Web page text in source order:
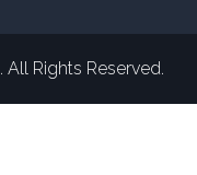
. All Rights Reserved.